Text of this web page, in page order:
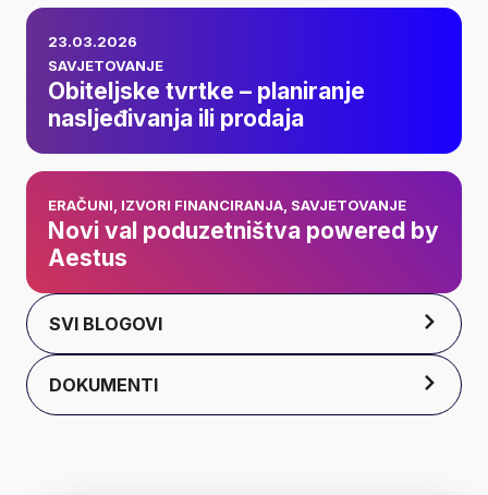
Obiteljske tvrtke –
planiranje
nasljeđivanja ili
prodaja
23.03.2026
SAVJETOVANJE
Obiteljske tvrtke – planiranje
nasljeđivanja ili prodaja
Novi val
poduzetništva
powered by Aestus
ERAČUNI IZVORI FINANCIRANJA SAVJETOVANJE
Novi val poduzetništva powered by
Aestus
SVI BLOGOVI
DOKUMENTI